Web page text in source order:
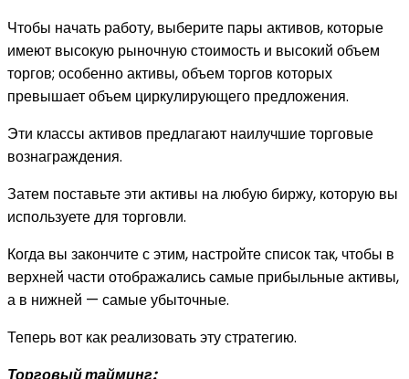
Чтобы начать работу, выберите пары активов, которые
имеют высокую рыночную стоимость и высокий объем
торгов; особенно активы, объем торгов которых
превышает объем циркулирующего предложения.
Эти классы активов предлагают наилучшие торговые
вознаграждения.
Затем поставьте эти активы на любую биржу, которую вы
используете для торговли.
Когда вы закончите с этим, настройте список так, чтобы в
верхней части отображались самые прибыльные активы,
а в нижней — самые убыточные.
Теперь вот как реализовать эту стратегию.